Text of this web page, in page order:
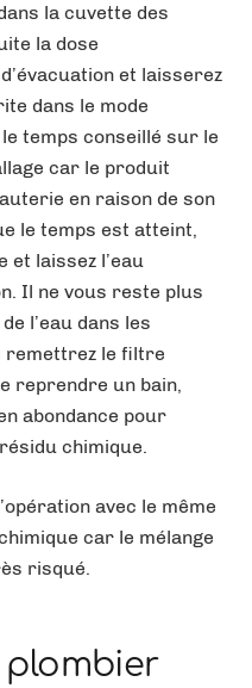
la cuvette des
la dose
et laisserez
dans le mode
le temps conseillé sur le
car le produit
en raison de son
le temps est atteint,
et laissez l’eau
Il ne vous reste plus
l’eau dans les
remettrez le filtre
reprendre un bain,
abondance pour
chimique.
avec le même
car le mélange
risqué.
plombier